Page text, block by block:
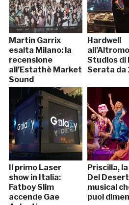
Martin Garrix
esalta Milano: la
recensione
all’Estathè Market
Sound
Hardwell
Studios di
Serata da
Il primo Laser
show in Italia:
Fatboy Slim
accende Gae
Priscilla,
Del
musical
puoi